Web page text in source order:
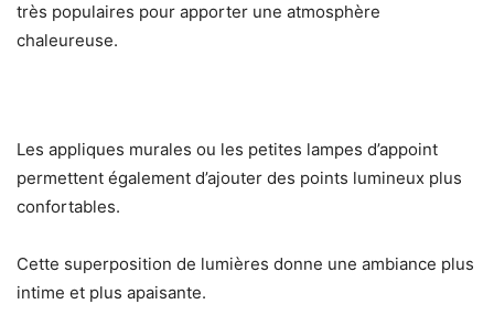
très populaires pour apporter une atmosphère
chaleureuse.
Les appliques murales ou les petites lampes d’appoint
permettent également d’ajouter des points lumineux plus
confortables.
Cette superposition de lumières donne une ambiance plus
intime et plus apaisante.